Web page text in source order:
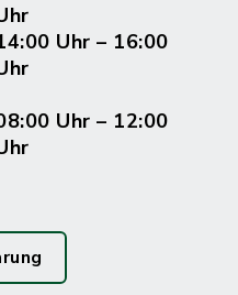
Uhr – 16:00
Uhr – 12:00